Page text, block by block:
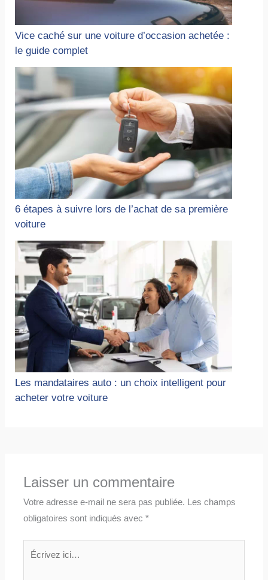
Vice caché sur une voiture d’occasion achetée :
le guide complet
6 étapes à suivre lors de l’achat de sa première
voiture
Les mandataires auto : un choix intelligent pour
acheter votre voiture
Laisser un commentaire
Votre adresse e-mail ne sera pas publiée.
Les champs
obligatoires sont indiqués avec*